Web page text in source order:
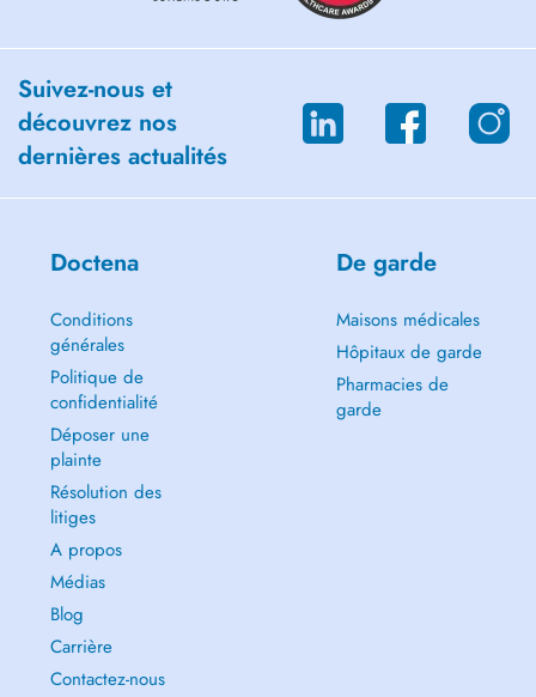
Suivez-nous et
découvrez nos
dernières actualités
Doctena
Conditions
générales
Politique de
confidentialité
Déposer une
plainte
Résolution des
litiges
A propos
Médias
Blog
Carrière
Contactez-nous
De garde
Maisons médicales
Hôpitaux de garde
Pharmacies de
garde